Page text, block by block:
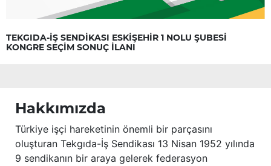
TEKGIDA-İŞ SENDİKASI ESKİŞEHİR 1 NOLU ŞUBESİ
KONGRE SEÇİM SONUÇ İLANI
Hakkımızda
Türkiye işçi hareketinin önemli bir parçasını
oluşturan Tekgıda-İş Sendikası 13 Nisan 1952 yılında
9 sendikanın bir araya gelerek federasyon